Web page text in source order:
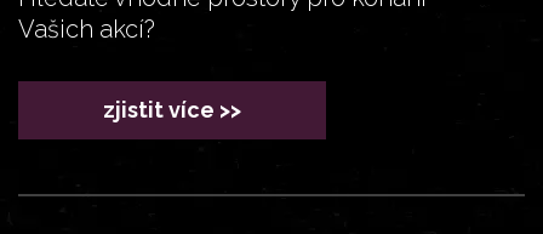
Vašich akcí?
zjistit více >>